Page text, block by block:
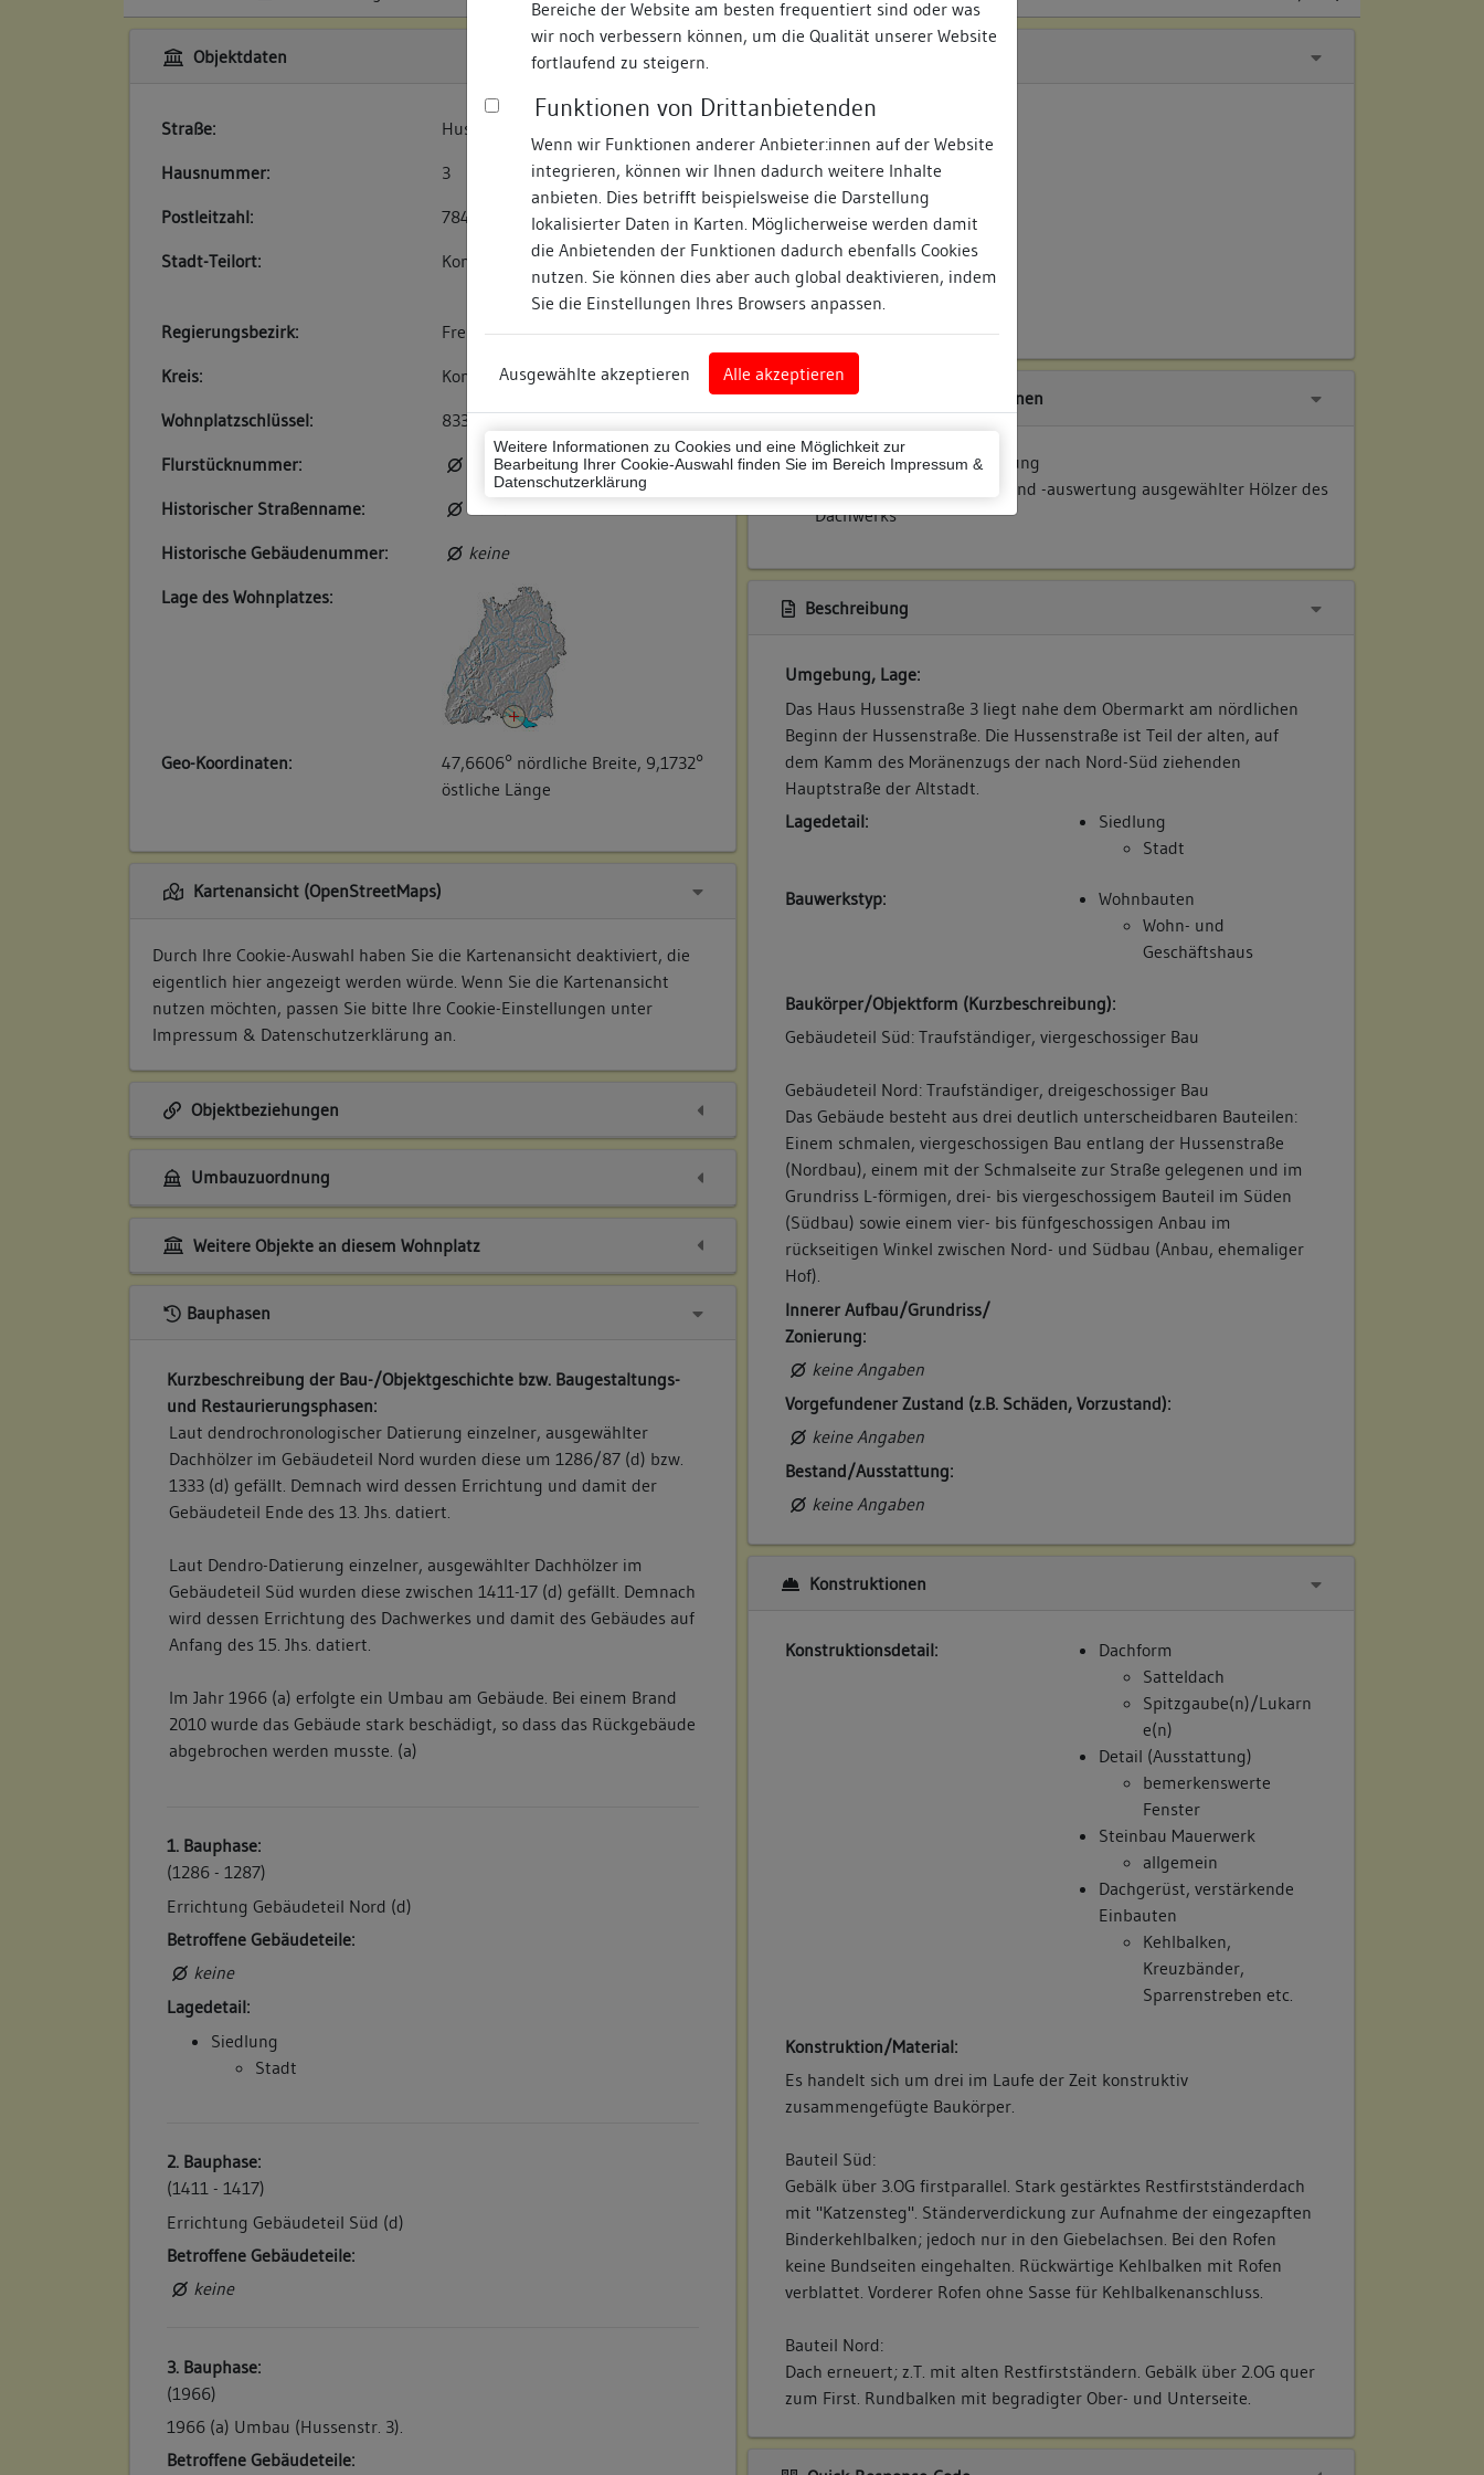
Bereiche der Website am besten frequentiert sind oder was
wir noch verbessern können, um die Qualität unserer Website
fortlaufend zu steigern.
Funktionen von Drittanbietenden
Wenn wir Funktionen anderer Anbieter:innen auf der Website
integrieren, können wir Ihnen dadurch weitere Inhalte
anbieten. Dies betrifft beispielsweise die Darstellung
lokalisierter Daten in Karten. Möglicherweise werden damit
die Anbietenden der Funktionen dadurch ebenfalls Cookies
nutzen. Sie können dies aber auch global deaktivieren, indem
Sie die Einstellungen Ihres Browsers anpassen.
Ausgewählte akzeptieren Alle akzeptieren
Weitere Informationen zu Cookies und eine Möglichkeit zur
Bearbeitung Ihrer Cookie-Auswahl finden Sie im Bereich Impressum &
Datenschutzerklärung
Objektdaten
Straße:
Hussenstraße
Hausnummer:
3
Postleitzahl:
78462
Stadt-Teilort:
Konstanz
Regierungsbezirk:
Freiburg
Kreis:
Konstanz (Landkreis)
Wohnplatzschlüssel:
8335043012
Flurstücknummer:
keine
Historischer Straßenname:
keiner
Historische Gebäudenummer:
keine
Lage des Wohnplatzes:
Geo-Koordinaten:
47,6606° nördliche Breite, 9,1732°
östliche Länge
Kartenansicht (OpenStreetMaps)
Durch Ihre Cookie-Auswahl haben Sie die Kartenansicht deaktiviert, die
eigentlich hier angezeigt werden würde. Wenn Sie die Kartenansicht
nutzen möchten, passen Sie bitte Ihre Cookie-Einstellungen unter
Impressum & Datenschutzerklärung an.
Objektbeziehungen
Umbauzuordnung
Weitere Objekte an diesem Wohnplatz
Bauphasen
Kurzbeschreibung der Bau-/Objektgeschichte bzw. Baugestaltungs-
und Restaurierungsphasen:
Laut dendrochronologischer Datierung einzelner, ausgewählter
Dachhölzer im Gebäudeteil Nord wurden diese um 1286/87 (d) bzw.
1333 (d) gefällt. Demnach wird dessen Errichtung und damit der
Gebäudeteil Ende des 13. Jhs. datiert.
Laut Dendro-Datierung einzelner, ausgewählter Dachhölzer im
Gebäudeteil Süd wurden diese zwischen 1411-17 (d) gefällt. Demnach
wird dessen Errichtung des Dachwerkes und damit des Gebäudes auf
Anfang des 15. Jhs. datiert.
Im Jahr 1966 (a) erfolgte ein Umbau am Gebäude. Bei einem Brand
2010 wurde das Gebäude stark beschädigt, so dass das Rückgebäude
abgebrochen werden musste. (a)
1. Bauphase:
(1286 - 1287)
Errichtung Gebäudeteil Nord (d)
Betroffene Gebäudeteile:
keine
Lagedetail:
Siedlung
Stadt
2. Bauphase:
(1411 - 1417)
Errichtung Gebäudeteil Süd (d)
Betroffene Gebäudeteile:
keine
3. Bauphase:
(1966)
1966 (a) Umbau (Hussenstr. 3).
Betroffene Gebäudeteile:
Zugeordnete Dokumentationen
Bauhistorische Untersuchung
Dendroprobenentnahme und -auswertung ausgewählter Hölzer des
Dachwerks
Beschreibung
Umgebung, Lage:
Das Haus Hussenstraße 3 liegt nahe dem Obermarkt am nördlichen
Beginn der Hussenstraße. Die Hussenstraße ist Teil der alten, auf
dem Kamm des Moränenzugs der nach Nord-Süd ziehenden
Hauptstraße der Altstadt.
Lagedetail:
Siedlung
Stadt
Bauwerkstyp:
Wohnbauten
Wohn- und
Geschäftshaus
Baukörper/Objektform (Kurzbeschreibung):
Gebäudeteil Süd: Traufständiger, viergeschossiger Bau
Gebäudeteil Nord: Traufständiger, dreigeschossiger Bau
Das Gebäude besteht aus drei deutlich unterscheidbaren Bauteilen:
Einem schmalen, viergeschossigen Bau entlang der Hussenstraße
(Nordbau), einem mit der Schmalseite zur Straße gelegenen und im
Grundriss L-förmigen, drei- bis viergeschossigem Bauteil im Süden
(Südbau) sowie einem vier- bis fünfgeschossigen Anbau im
rückseitigen Winkel zwischen Nord- und Südbau (Anbau, ehemaliger
Hof).
Innerer Aufbau/Grundriss/
Zonierung:
keine Angaben
Vorgefundener Zustand (z.B. Schäden, Vorzustand):
keine Angaben
Bestand/Ausstattung:
keine Angaben
Konstruktionen
Konstruktionsdetail:
Dachform
Satteldach
Spitzgaube(n)/Lukarn
e(n)
Detail (Ausstattung)
bemerkenswerte
Fenster
Steinbau Mauerwerk
allgemein
Dachgerüst, verstärkende
Einbauten
Kehlbalken,
Kreuzbänder,
Sparrenstreben etc.
Konstruktion/Material:
Es handelt sich um drei im Laufe der Zeit konstruktiv
zusammengefügte Baukörper.
Bauteil Süd:
Gebälk über 3.OG firstparallel. Stark gestärktes Restfirstständerdach
mit "Katzensteg". Ständerverdickung zur Aufnahme der eingezapften
Binderkehlbalken; jedoch nur in den Giebelachsen. Bei den Rofen
keine Bundseiten eingehalten. Rückwärtige Kehlbalken mit Rofen
verblattet. Vorderer Rofen ohne Sasse für Kehlbalkenanschluss.
Bauteil Nord:
Dach erneuert; z.T. mit alten Restfirstständern. Gebälk über 2.OG quer
zum First. Rundbalken mit begradigter Ober- und Unterseite.